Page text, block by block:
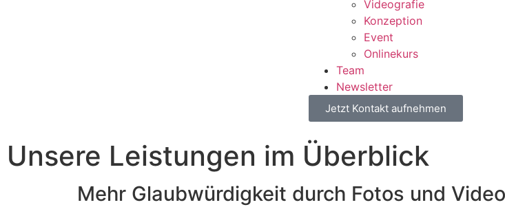
Videografie
Konzeption
Event
Onlinekurs
Team
Newsletter
Jetzt Kontakt aufnehmen
Unsere Leistungen im Überblick
Mehr Glaubwürdigkeit durch Fotos und